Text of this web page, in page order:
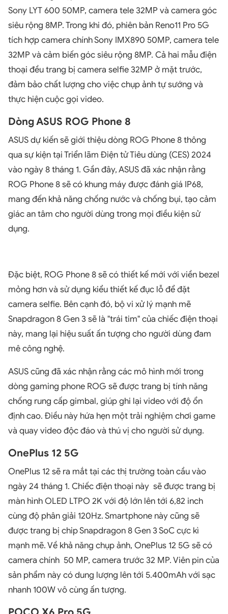
Sony LYT 600 50MP, camera tele 32MP và camera góc
siêu rộng 8MP. Trong khi đó, phiên bản Reno11 Pro 5G
tích hợp camera chính Sony IMX890 50MP, camera tele
32MP và cảm biến góc siêu rộng 8MP. Cả hai mẫu điện
thoại đều trang bị camera selfie 32MP ở mặt trước,
đảm bảo chất lượng cho việc chụp ảnh tự sướng và
thực hiện cuộc gọi video.
Dòng ASUS ROG Phone 8
ASUS dự kiến sẽ giới thiệu dòng ROG Phone 8 thông
qua sự kiện tại Triển lãm Điện tử Tiêu dùng (CES) 2024
vào ngày 8 tháng 1. Gần đây, ASUS đã xác nhận rằng
ROG Phone 8 sẽ có khung máy được đánh giá IP68,
mang đến khả năng chống nước và chống bụi, tạo cảm
giác an tâm cho người dùng trong mọi điều kiện sử
dụng.
Đặc biệt, ROG Phone 8 sẽ có thiết kế mới với viền bezel
mỏng hơn và sử dụng kiểu thiết kế đục lỗ để đặt
camera selfie. Bên cạnh đó, bộ vi xử lý mạnh mẽ
Snapdragon 8 Gen 3 sẽ là "trái tim" của chiếc điện thoại
này, mang lại hiệu suất ấn tượng cho người dùng đam
mê công nghệ.
ASUS cũng đã xác nhận rằng các mô hình mới trong
dòng gaming phone ROG sẽ được trang bị tính năng
chống rung cấp gimbal, giúp ghi lại video với độ ổn
định cao. Điều này hứa hẹn một trải nghiệm chơi game
và quay video độc đáo và thú vị cho người sử dụng.
OnePlus 12 5G
OnePlus 12 sẽ ra mắt tại các thị trường toàn cầu vào
ngày 24 tháng 1. Chiếc điện thoại này sẽ được trang bị
màn hình OLED LTPO 2K với độ lớn lên tới 6,82 inch
cùng độ phân giải 120Hz. Smartphone này cũng sẽ
được trang bị chip Snapdragon 8 Gen 3 SoC cực kì
mạnh mẽ. Về khả năng chụp ảnh, OnePlus 12 5G sẽ có
camera chính 50 MP, camera trước 32 MP. Viên pin của
sản phẩm này có dung lượng lên tới 5.400mAh với sạc
nhanh 100W vô cùng ấn tượng.